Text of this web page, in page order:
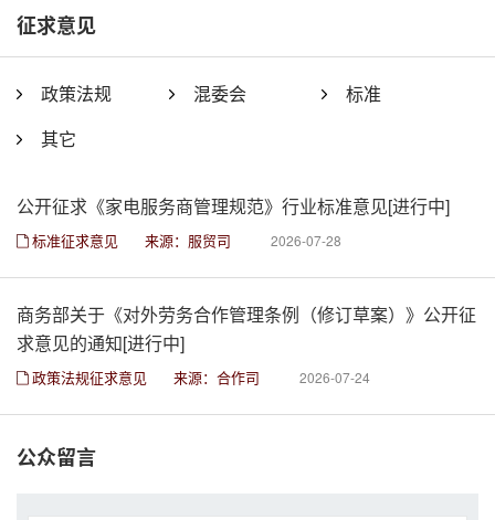
征求意见
政策法规 混委会
标准
其它
公开征求《家电服务商管理规范》行业标准意见[进行中]
标准征求意见 来源：服贸司 2026-07-28
商务部关于《对外劳务合作管理条例（修订草案）》公开征
求意见的通知[进行中]
政策法规征求意见 来源：合作司 2026-07-24
公众留言